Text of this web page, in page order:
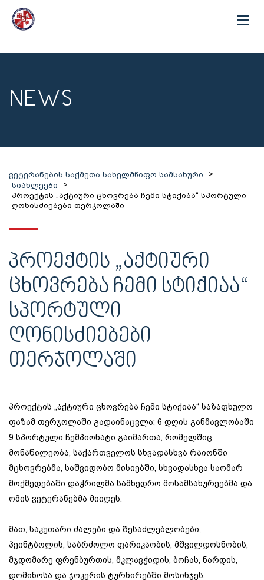
NEWS
ვეტერანების საქმეთა სახელმწიფო სამსახური
>
სიახლეები
>
პროექტის „აქტიური ცხოვრება ჩემი სტიქიაა“ სპორტული
ღონისძიებები თერჯოლაში
ᲞᲠᲝᲔᲥᲢᲘᲡ „ᲐᲥᲢᲘᲣᲠᲘ
ᲪᲮᲝᲕᲠᲔᲑᲐ ᲩᲔᲛᲘ ᲡᲢᲘᲥᲘᲐᲐ“
ᲡᲞᲝᲠᲢᲣᲚᲘ
ᲦᲝᲜᲘᲡᲫᲘᲔᲑᲔᲑᲘ
ᲗᲔᲠᲯᲝᲚᲐᲨᲘ
პროექტის „აქტიური ცხოვრება ჩემი სტიქიაა“ საზაფხულო
ფაზამ თერჯოლაში გადაინაცვლა; 6 დღის განმავლობაში
9 სპორტული ჩემპიონატი გაიმართა, რომელშიც
მონაწილეობა, საქართველოს სხვადასხვა რაიონში
მცხოვრებმა, საშვიდობო მისიებში, სხვადასხვა საომარ
მოქმედებაში დაჭრილმა სამხედრო მოსამსახურეებმა და
ომის ვეტერანებმა მიიღეს.
მათ, საკუთარი ძალები და შესაძლებლობები,
პეინტბოლის, საბრძოლო ფარიკაობის, მშვილდოსნობის,
მჯდომარე ფრენბურთის, მკლავჭიდის, ბოჩას, ნარდის,
დომინოსა და ჯოკერის ტურნირებში მოსინჯეს.